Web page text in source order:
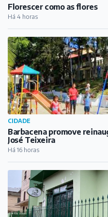
Florescer como as flores
Há 4 horas
CIDADE
Barbacena promove
José Teixeira
Há 16 horas